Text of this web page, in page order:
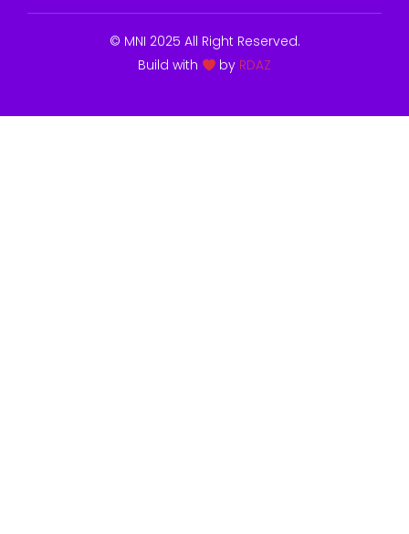
© MNI 2025 All Right Reserved.
Build with
by RDAZ